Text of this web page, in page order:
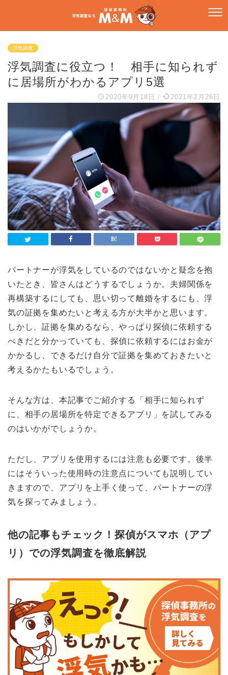
浮気調査
浮気調査に役立つ！ 相手に知られず
に居場所がわかるアプリ5選
2020年9月18日 / 2021年2月26日
パートナーが浮気をしているのではないかと疑念を抱
いたとき、皆さんはどうするでしょうか。夫婦関係を
再構築するにしても、思い切って離婚をするにも、浮
気の証拠を集めたいと考える方が大半かと思います。
しかし、証拠を集めるなら、やっぱり探偵に依頼する
べきだと分かっていても、探偵に依頼するにはお金が
かかるし、できるだけ自分で証拠を集めておきたいと
考えるかたもいるでしょう。
そんな方は、本記事でご紹介する「相手に知られず
に、相手の居場所を特定できるアプリ」を試してみる
のはいかがでしょうか。
ただし、アプリを使用するには注意も必要です。後半
にはそういった使用時の注意点についても説明してい
きますので、アプリを上手く使って、パートナーの浮
気を探ってみましょう。
他の記事もチェック！探偵がスマホ（アプ
リ）での浮気調査を徹底解説